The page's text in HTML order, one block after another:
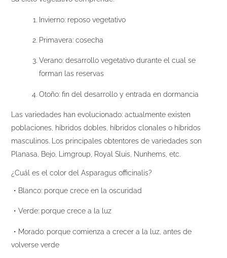
Invierno: reposo vegetativo
Primavera: cosecha
Verano: desarrollo vegetativo durante el cual se
forman las reservas
Otoño: fin del desarrollo y entrada en dormancia
Las variedades han evolucionado: actualmente existen
poblaciones, híbridos dobles, híbridos clonales o híbridos
masculinos. Los principales obtentores de variedades son
Planasa, Bejo, Limgroup, Royal Sluis, Nunhems, etc.
¿Cuál es el color del Asparagus officinalis?
・Blanco: porque crece en la oscuridad
・Verde: porque crece a la luz
・Morado: porque comienza a crecer a la luz, antes de
volverse verde